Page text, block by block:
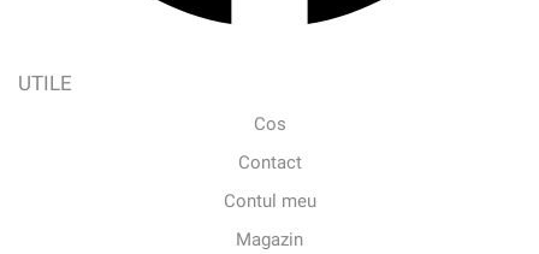
UTILE
Cos
Contact
Contul meu
Magazin